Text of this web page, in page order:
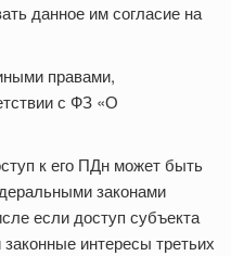
данное им согласие на
правами,
с ФЗ «О
к его ПДн может быть
законами
если доступ субъекта
интересы третьих